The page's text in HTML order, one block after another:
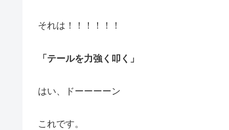
それは！！！！！！
「テールを力強く叩く」
はい、ドーーーーン
これです。